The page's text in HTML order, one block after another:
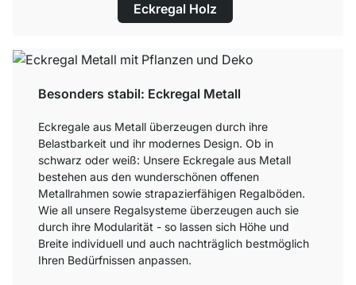
Eckregal Holz
Besonders stabil: Eckregal Metall
Eckregale aus Metall überzeugen durch ihre
Belastbarkeit und ihr modernes Design. Ob in
schwarz oder weiß: Unsere Eckregale aus Metall
bestehen aus den wunderschönen offenen
Metallrahmen sowie strapazierfähigen Regalböden.
Wie all unsere Regalsysteme überzeugen auch sie
durch ihre Modularität - so lassen sich Höhe und
Breite individuell und auch nachträglich bestmöglich
Ihren Bedürfnissen anpassen.